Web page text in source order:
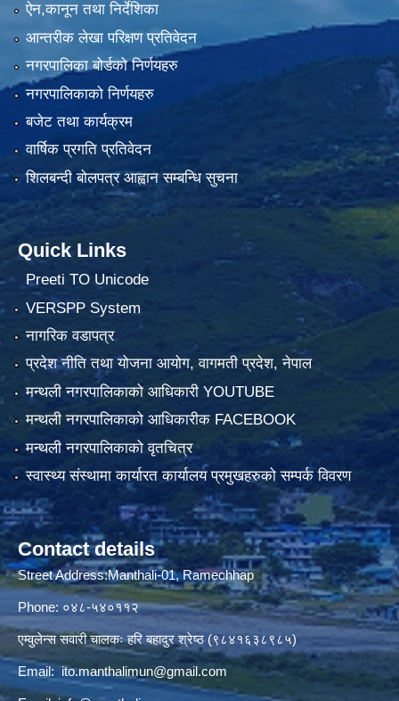
ऐन,कानून तथा निर्देशिका
आन्तरीक लेखा परिक्षण प्रतिवेदन
नगरपालिका बोर्डको निर्णयहरु
नगरपालिकाको निर्णयहरु
बजेट तथा कार्यक्रम
वार्षिक प्रगति प्रतिवेदन
शिलबन्दी बोलपत्र आह्वान सम्बन्धि सुचना
Quick Links
Preeti TO Unicode
VERSPP System
नागरिक वडापत्र
प्रदेश नीति तथा योजना आयोग, वागमती प्रदेश, नेपाल
मन्थली नगरपालिकाको आधिकारी YOUTUBE
मन्थली नगरपालिकाको आधिकारीक FACEBOOK
मन्थली नगरपालिकाको वृतचित्र
स्वास्थ्य संस्थामा कार्यारत कार्यालय प्रमुखहरुको सम्पर्क विवरण
Contact details
Street Address:Manthali-01, Ramechhap
Phone: ०४८-५४०११२
एम्वुलेन्स सवारी चालकः हरि बहादुर श्रेष्ठ (९८४१६३८९८५)
Email:ito.manthalimun@gmail.com